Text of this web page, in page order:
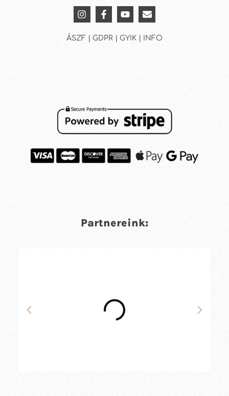
ÁSZF | GDPR | GYIK | INFO
Partnereink: